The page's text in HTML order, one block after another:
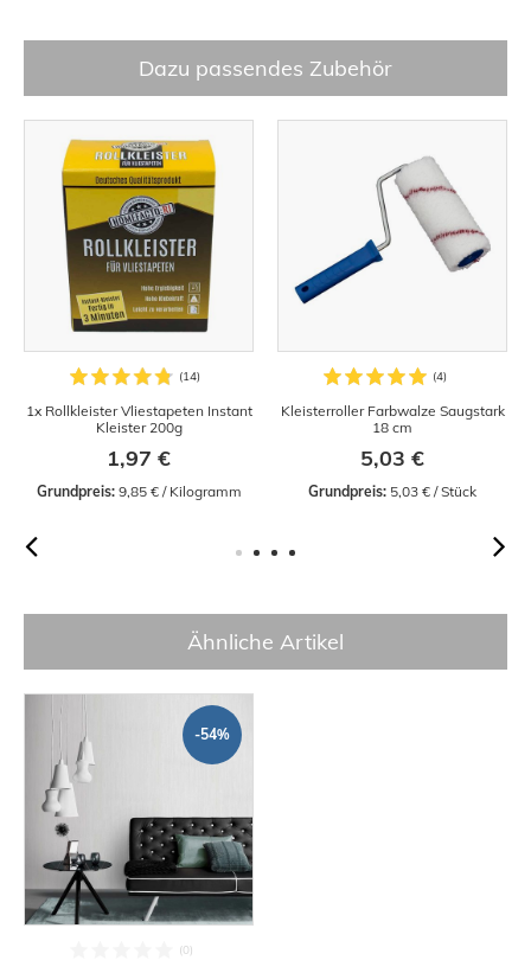
Dazu passendes Zubehör
1x Rollkleister Vliestapeten Instant
Kleister 200g
1,97 €
Grundpreis: 9,85 € / Kilogramm
Kleisterroller Farbwalze Saugstark
18 cm
5,03 €
Grundpreis: 5,03 € / Stück
Ähnliche Artikel
-54%